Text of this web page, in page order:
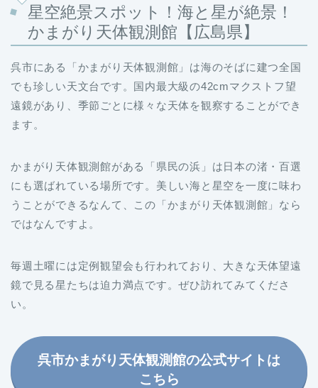
星空絶景スポット！海と星が絶景！
かまがり天体観測館【広島県】
呉市にある「かまがり天体観測館」は海のそばに建つ全国
でも珍しい天文台です。国内最大級の42cmマクストフ望
遠鏡があり、季節ごとに様々な天体を観察することができ
ます。
かまがり天体観測館がある「県民の浜」は日本の渚・百選
にも選ばれている場所です。美しい海と星空を一度に味わ
うことができるなんて、この「かまがり天体観測館」なら
ではなんですよ。
毎週土曜には定例観望会も行われており、大きな天体望遠
鏡で見る星たちは迫力満点です。ぜひ訪れてみてくださ
い。
呉市かまがり天体観測館の公式サイトは
こちら